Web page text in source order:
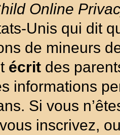
Online
Unis qui dit
de mineurs
écrit des
informations
Si vous
inscrivez,